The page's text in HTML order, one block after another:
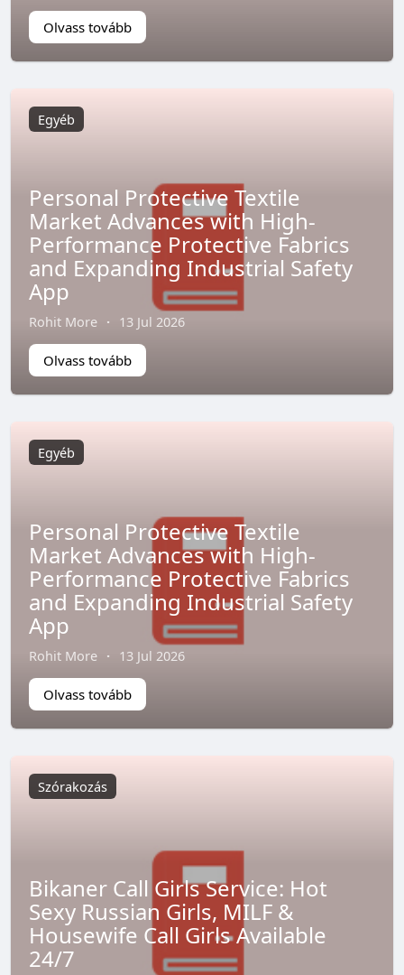
Olvass tovább
Egyéb
Personal Protective Textile
Market Advances with High-
Performance Protective Fabrics
and Expanding Industrial Safety
App
Rohit More · 13 Jul 2026
Olvass tovább
Egyéb
Personal Protective Textile
Market Advances with High-
Performance Protective Fabrics
and Expanding Industrial Safety
App
Rohit More · 13 Jul 2026
Olvass tovább
Szórakozás
Bikaner Call Girls Service: Hot
Sexy Russian Girls, MILF &
Housewife Call Girls Available
24/7